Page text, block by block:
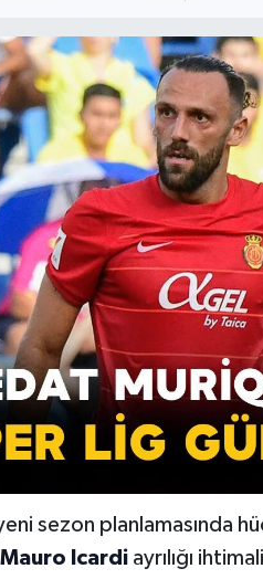
yeni sezon planlamasında
Mauro Icardiayrılığı